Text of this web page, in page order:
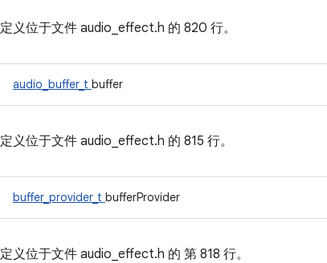
定义位于文件 audio_effect.h 的 820 行。
audio_buffer_t buffer
定义位于文件 audio_effect.h 的 815 行。
buffer_provider_t bufferProvider
定义位于文件 audio_effect.h 的 第 818 行。